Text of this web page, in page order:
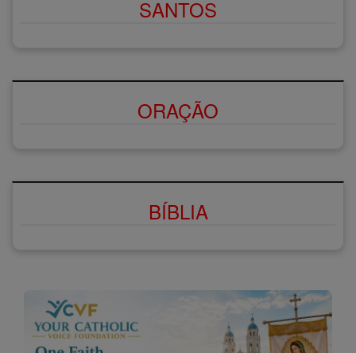
SANTOS
ORAÇÃO
BÍBLIA